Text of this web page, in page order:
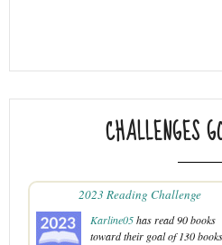
CHALLENGES
2023 Reading Challenge
Karline05has read 90 books
toward their goal of 130